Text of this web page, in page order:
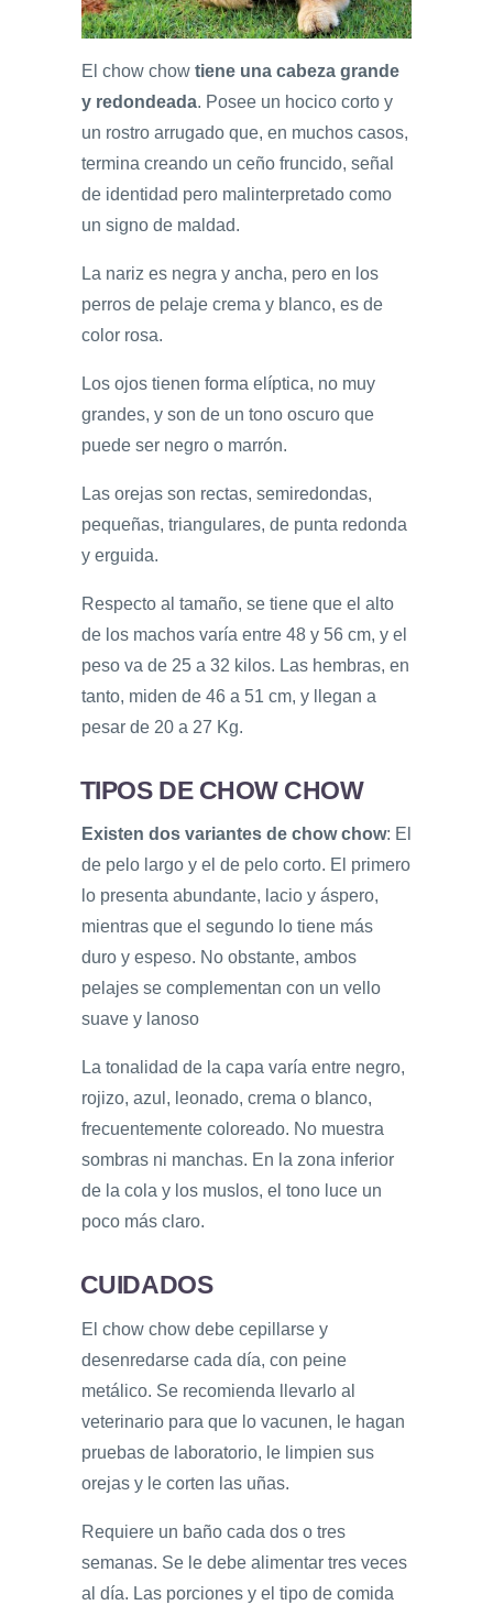
El chow chow tiene una cabeza grande
y redondeada. Posee un hocico corto y
un rostro arrugado que, en muchos casos,
termina creando un ceño fruncido, señal
de identidad pero malinterpretado como
un signo de maldad.
La nariz es negra y ancha, pero en los
perros de pelaje crema y blanco, es de
color rosa.
Los ojos tienen forma elíptica, no muy
grandes, y son de un tono oscuro que
puede ser negro o marrón.
Las orejas son rectas, semiredondas,
pequeñas, triangulares, de punta redonda
y erguida.
Respecto al tamaño, se tiene que el alto
de los machos varía entre 48 y 56 cm, y el
peso va de 25 a 32 kilos. Las hembras, en
tanto, miden de 46 a 51 cm, y llegan a
pesar de 20 a 27 Kg.
TIPOS DE CHOW CHOW
Existen dos variantes de chow chow: El
de pelo largo y el de pelo corto. El primero
lo presenta abundante, lacio y áspero,
mientras que el segundo lo tiene más
duro y espeso. No obstante, ambos
pelajes se complementan con un vello
suave y lanoso
La tonalidad de la capa varía entre negro,
rojizo, azul, leonado, crema o blanco,
frecuentemente coloreado. No muestra
sombras ni manchas. En la zona inferior
de la cola y los muslos, el tono luce un
poco más claro.
CUIDADOS
El chow chow debe cepillarse y
desenredarse cada día, con peine
metálico. Se recomienda llevarlo al
veterinario para que lo vacunen, le hagan
pruebas de laboratorio, le limpien sus
orejas y le corten las uñas.
Requiere un baño cada dos o tres
semanas. Se le debe alimentar tres veces
al día. Las porciones y el tipo de comida